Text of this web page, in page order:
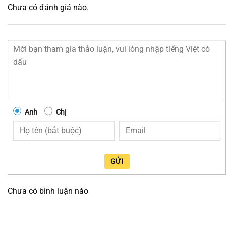
Chưa có đánh giá nào.
Anh Chị
GỬI
Chưa có bình luận nào